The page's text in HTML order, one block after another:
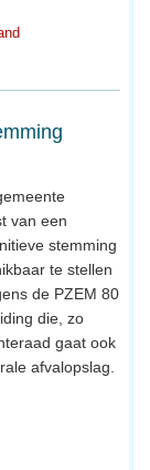
van een
stemming
te stellen
de PZEM 80
die, zo
gaat ook
afvalopslag.